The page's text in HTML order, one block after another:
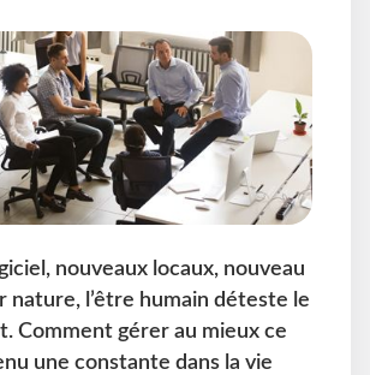
nouveaux locaux, nouveau
nature, l’être humain déteste le
Comment gérer au mieux ce
une constante dans la vie